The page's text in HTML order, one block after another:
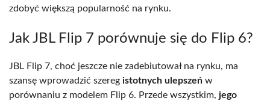
zdobyć większą popularność na rynku.
Jak JBL Flip 7 porównuje się do Flip 6?
JBL Flip 7, choć jeszcze nie zadebiutował na rynku, ma
szansę wprowadzić szereg istotnych ulepszeń w
porównaniu z modelem Flip 6. Przede wszystkim, jego